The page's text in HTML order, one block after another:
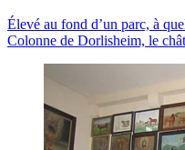
Élevé au fond d’un parc, à
Colonne de Dorlisheim, le